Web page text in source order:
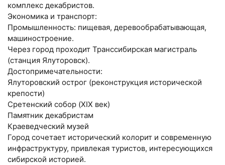
комплекс декабристов.
Экономика и транспорт:
Промышленность: пищевая, деревообрабатывающая,
машиностроение.
Через город проходит Транссибирская магистраль
(станция Ялуторовск).
Достопримечательности:
Ялуторовский острог (реконструкция исторической
крепости)
Сретенский собор (XIX век)
Памятник декабристам
Краеведческий музей
Город сочетает исторический колорит и современную
инфраструктуру, привлекая туристов, интересующихся
сибирской историей.